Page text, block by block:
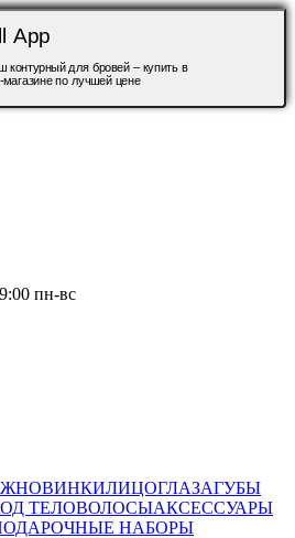
App
контурный для бровей – купить в
магазине по лучшей цене
пн-вс
НОВИНКИЛИЦОГЛАЗАГУБЫ
ТЕЛОВОЛОСЫАКСЕССУАРЫ
НАБОРЫ